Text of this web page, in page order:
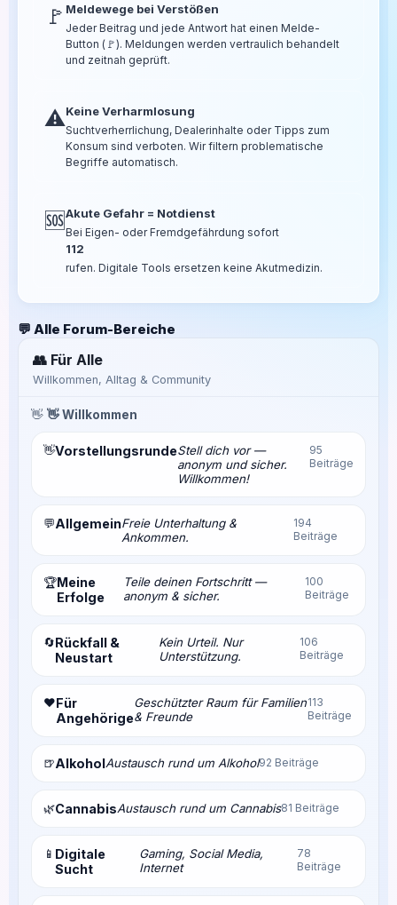
🚩 Meldewege bei Verstößen
Jeder Beitrag und jede Antwort hat einen Melde-
Button (🚩). Meldungen werden vertraulich behandelt
und zeitnah geprüft.
⚠️Keine Verharmlosung
Suchtverherrlichung, Dealerinhalte oder Tipps zum
Konsum sind verboten. Wir filtern problematische
Begriffe automatisch.
🆘Akute Gefahr = Notdienst
Bei Eigen- oder Fremdgefährdung sofort
112
rufen. Digitale Tools ersetzen keine Akutmedizin.
💬 Alle Forum-Bereiche
👥 Für Alle
Willkommen, Alltag & Community
👋 👋 Willkommen
👋VorstellungsrundeStell dich vor —
anonym und sicher.
Willkommen!
95
Beiträge
💬AllgemeinFreie Unterhaltung &
Ankommen.
194
Beiträge
🏆Meine
Erfolge
Teile deinen Fortschritt —
anonym & sicher.
100
Beiträge
🔄Rückfall &
Neustart
Kein Urteil. Nur
Unterstützung.
106
Beiträge
❤️Für
Angehörige
Geschützter Raum für Familien
& Freunde
113
Beiträge
🍺AlkoholAustausch rund um Alkohol92 Beiträge
🌿CannabisAustausch rund um Cannabis81 Beiträge
📱 Digitale
Sucht
Gaming, Social Media,
Internet
78
Beiträge